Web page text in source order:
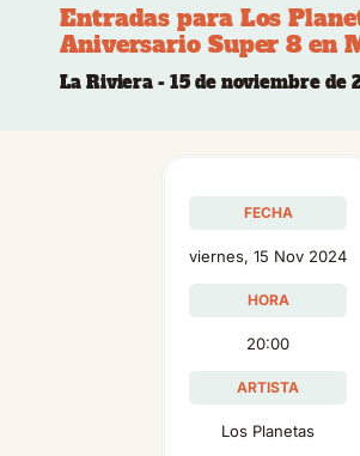
Entradas para Los
Aniversario Super 8 en
La Riviera - 15 de noviembre de
FECHA
viernes, 15 Nov 2024
HORA
20:00
ARTISTA
Los Planetas